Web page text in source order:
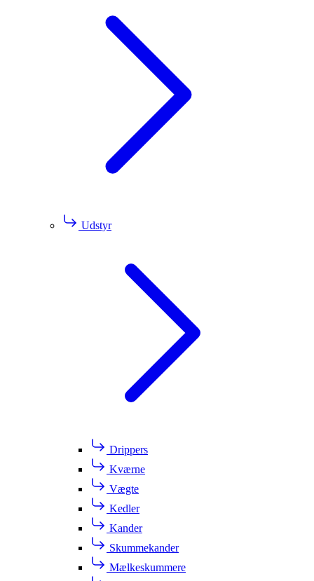
Udstyr
Drippers
Kværne
Vægte
Kedler
Kander
Skummekander
Mælkeskummere